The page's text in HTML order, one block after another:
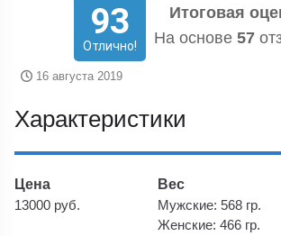
93
Отлично!
Итоговая
На основе 57
16 августа 2019
Характеристики
Цена
13000 руб.
Вес
Мужские: 568 гр.
Женские: 466 гр.